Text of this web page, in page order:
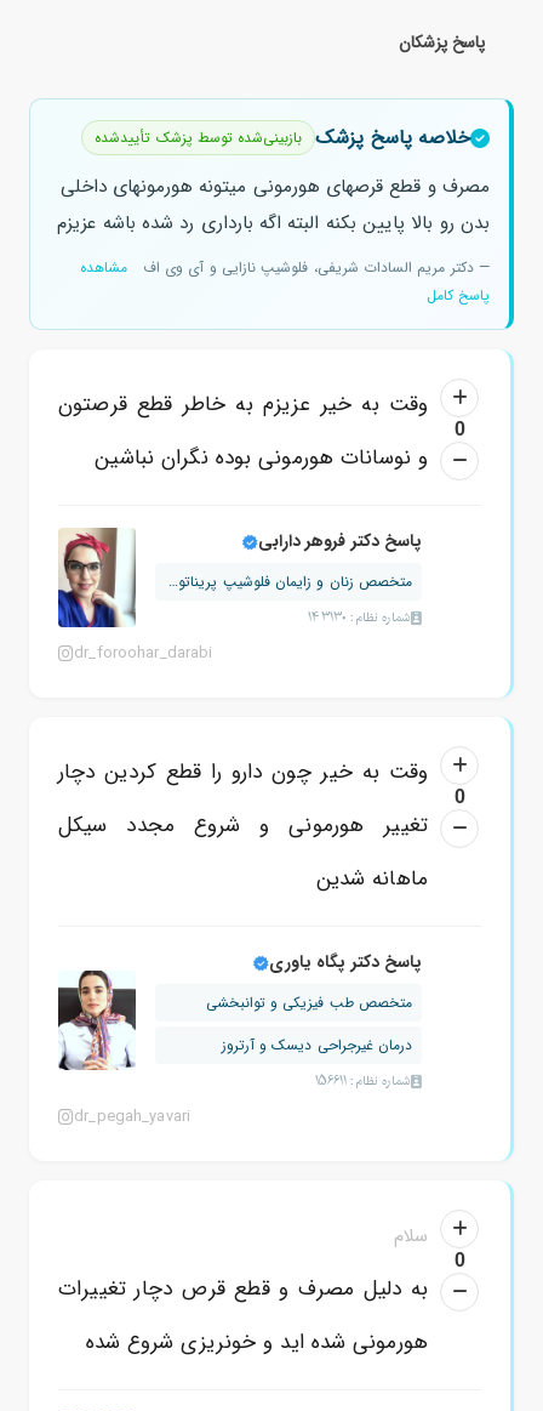
پاسخ پزشکان
خلاصه پاسخ پزشک بازبینی‌شده توسط پزشک تأییدشده
مصرف و قطع قرصهای هورمونی میتونه هورمونهای داخلی
بدن رو بالا پایین بکنه البته اگه بارداری رد شده باشه عزیزم
— دکتر مریم السادات شریفی، فلوشیپ نازایی و آی وی اف
مشاهده
پاسخ کامل
0
وقت به خیر عزیزم به خاطر قطع قرصتون
و نوسانات هورمونی بوده نگران نباشین
پاسخ دکتر فروهر دارابی
متخصص زنان و زایمان فلوشیپ پریناتولوژ...
شماره نظام: 143130
dr_foroohar_darabi
0
وقت به خیر چون دارو را قطع کردین دچار
تغییر هورمونی و شروع مجدد سیکل
ماهانه شدین
پاسخ دکتر پگاه یاوری
متخصص طب فیزیکی و توانبخشی
درمان غیرجراحی دیسک و آرتروز
شماره نظام: 156611
dr_pegah_yavari
0
سلام
به دلیل مصرف و قطع قرص دچار تغییرات
هورمونی شده اید و خونریزی شروع شده